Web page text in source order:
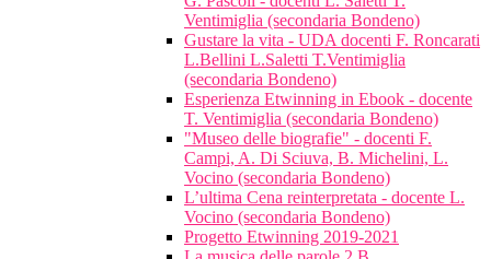
Ventimiglia (secondaria Bondeno)
Gustare la vita - UDA docenti F. Roncarati
L.Bellini L.Saletti T.Ventimiglia
(secondaria Bondeno)
Esperienza Etwinning in Ebook - docente
T. Ventimiglia (secondaria Bondeno)
"Museo delle biografie" - docenti F.
Campi, A. Di Sciuva, B. Michelini, L.
Vocino (secondaria Bondeno)
L’ultima Cena reinterpretata - docente L.
Vocino (secondaria Bondeno)
Progetto Etwinning 2019-2021